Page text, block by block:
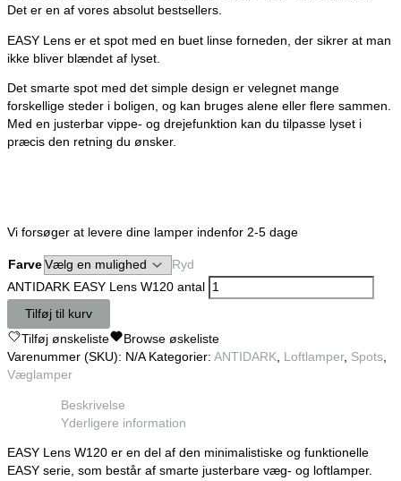
Det er en af vores absolut bestsellers.
EASY Lens er et spot med en buet linse forneden, der sikrer at man
ikke bliver blændet af lyset.
Det smarte spot med det simple design er velegnet mange
forskellige steder i boligen, og kan bruges alene eller flere sammen.
Med en justerbar vippe- og drejefunktion kan du tilpasse lyset i
præcis den retning du ønsker.
Vi forsøger at levere dine lamper indenfor 2-5 dage
Farve
Ryd
ANTIDARK EASY Lens W120 antal
Tilføj til kurv
Tilføj ønskeliste Browse øskeliste
Varenummer (SKU): N/A Kategorier: ANTIDARK Loftlamper, Spots
Væglamper
Beskrivelse
Yderligere information
EASY Lens W120 er en del af den minimalistiske og funktionelle
EASY serie, som består af smarte justerbare væg- og loftlamper.